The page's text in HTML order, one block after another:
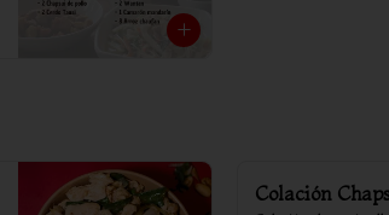
Colación